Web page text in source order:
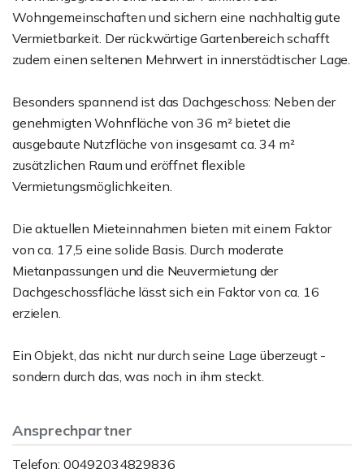
Wohngemeinschaften und sichern eine nachhaltig gute
Vermietbarkeit. Der rückwärtige Gartenbereich schafft
zudem einen seltenen Mehrwert in innerstädtischer Lage.
Besonders spannend ist das Dachgeschoss: Neben der
genehmigten Wohnfläche von 36 m² bietet die
ausgebaute Nutzfläche von insgesamt ca. 34 m²
zusätzlichen Raum und eröffnet flexible
Vermietungsmöglichkeiten.
Die aktuellen Mieteinnahmen bieten mit einem Faktor
von ca. 17,5 eine solide Basis. Durch moderate
Mietanpassungen und die Neuvermietung der
Dachgeschossfläche lässt sich ein Faktor von ca. 16
erzielen.
Ein Objekt, das nicht nur durch seine Lage überzeugt -
sondern durch das, was noch in ihm steckt.
Ansprechpartner
Telefon: 00492034829836